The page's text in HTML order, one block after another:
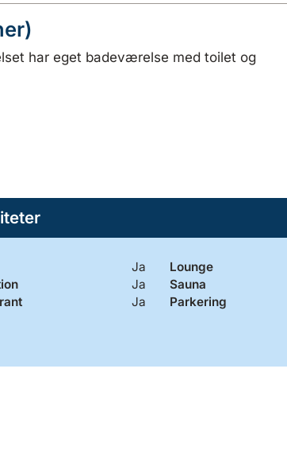
har eget badeværelse med toilet og
Ja
Ja
Ja
Lounge
Sauna
Parkering